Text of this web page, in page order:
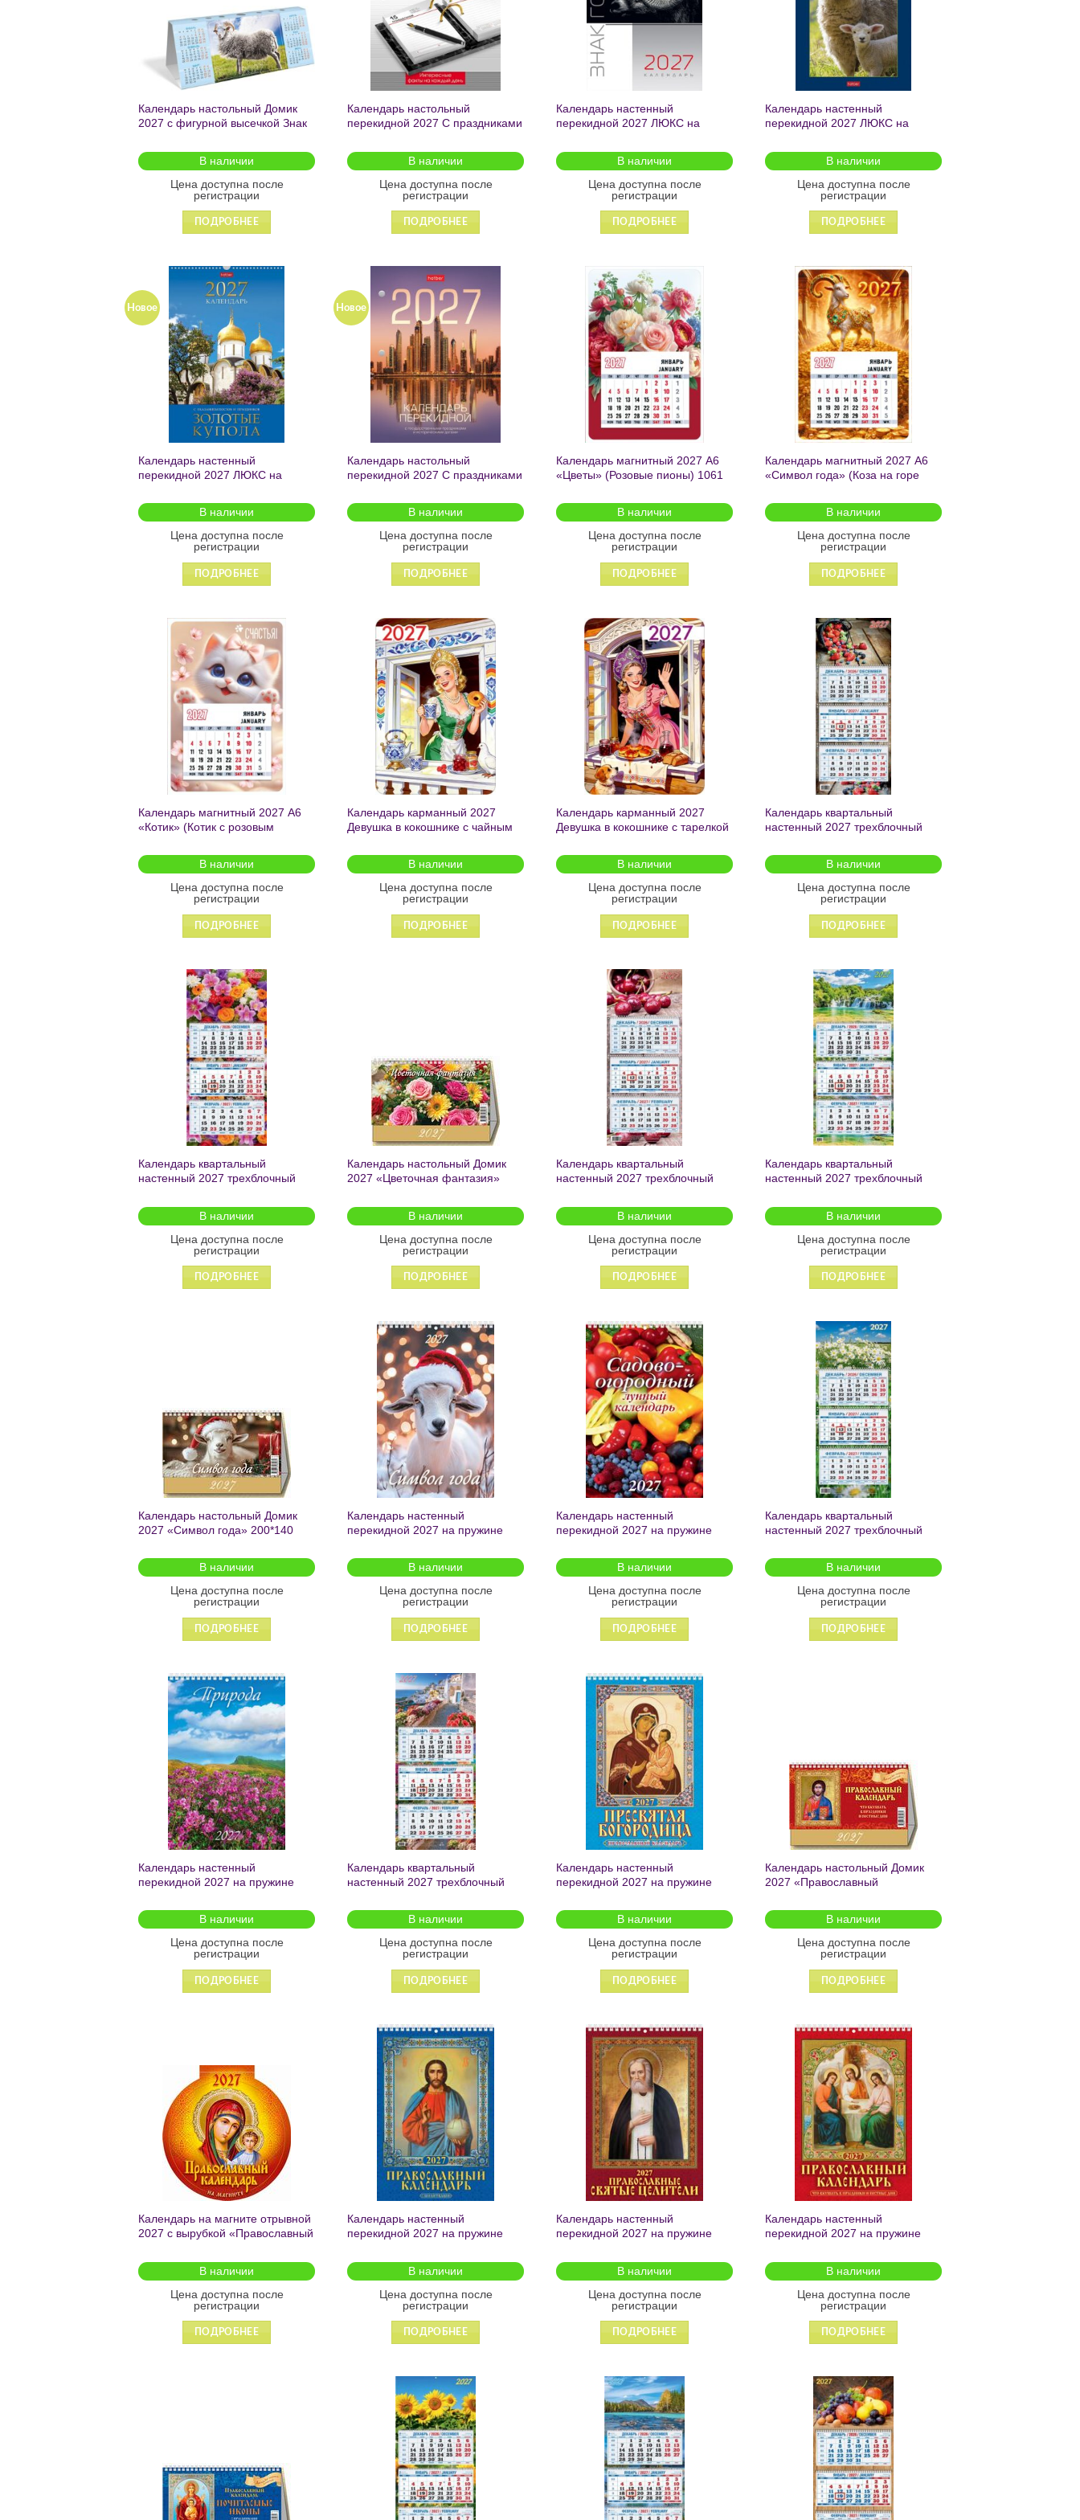
Календарь настольный Домик
2027 с фигурной высечкой Знак
В наличии
Цена доступна после
регистрации
ПОДРОБНЕЕ
Календарь настольный
перекидной 2027 С праздниками
интересными фактами в
индив.упак. 096058
В наличии
Цена доступна после
регистрации
ПОДРОБНЕЕ
Календарь настенный
перекидной 2027 ЛЮКС на
инд.упак.с европодвесом
30х45см 095799В наличии
Цена доступна после
регистрации
ПОДРОБНЕЕ
Календарь настенный
перекидной 2027 ЛЮКС на
Года_мамы и малыши- в
инд.упак.с европодвесом
30х45см 095798
В наличии
Цена доступна после
регистрации
ПОДРОБНЕЕ
Новое
Календарь настенный
перекидной 2027 ЛЮКС на
купола С православными
постами и праздниками в
инд.упак. 30х45см 095801
В наличии
Цена доступна после
регистрации
ПОДРОБНЕЕ
Новое
Добавить
желаний
Календарь настольный
перекидной 2027 С праздниками
индив.упак. 096059
В наличии
Цена доступна после
регистрации
ПОДРОБНЕЕ
Добавить
в список
желаний
Календарь магнитный 2027 А6
«Цветы» (Розовые пионы) 1061
В наличии
Цена доступна после
регистрации
ПОДРОБНЕЕ
Добавить
в список
желаний
Календарь магнитный 2027 А6
«Символ года» (Коза на горе
В наличии
Цена доступна после
регистрации
ПОДРОБНЕЕ
Добавить
в список
желаний
Календарь магнитный 2027 А6
«Котик» (Котик с розовым
В наличии
Цена доступна после
регистрации
ПОДРОБНЕЕ
Добавить
в список
желаний
Календарь карманный 2027
Девушка в кокошнике с чайным
В наличии
Цена доступна после
регистрации
ПОДРОБНЕЕ
Добавить
в список
желаний
Календарь карманный 2027
Девушка в кокошнике с тарелкой
В наличии
Цена доступна после
регистрации
ПОДРОБНЕЕ
Добавить
в список
желаний
Календарь квартальный
настенный 2027 трехблочный
КМ-15-27
В наличии
Цена доступна после
регистрации
ПОДРОБНЕЕ
Добавить
в список
желаний
Календарь квартальный
настенный 2027 трехблочный
КБ-10-27
В наличии
Цена доступна после
регистрации
ПОДРОБНЕЕ
Календарь настольный Домик
2027 «Цветочная фантазия»
В наличии
Цена доступна после
регистрации
ПОДРОБНЕЕ
Добавить
в список
желаний
Календарь квартальный
настенный 2027 трехблочный
27
В наличии
Цена доступна после
регистрации
ПОДРОБНЕЕ
Добавить
в список
желаний
Календарь квартальный
настенный 2027 трехблочный
КБ-07-27
В наличии
Цена доступна после
регистрации
ПОДРОБНЕЕ
Календарь настольный Домик
2027 «Символ года» 200*140
В наличии
Цена доступна после
регистрации
ПОДРОБНЕЕ
Добавить
в список
желаний
Календарь настенный
перекидной 2027 на пружине
В наличии
Цена доступна после
регистрации
ПОДРОБНЕЕ
Добавить
в список
желаний
Календарь настенный
перекидной 2027 на пружине
календарь» 170*250 1027014
В наличии
Цена доступна после
регистрации
ПОДРОБНЕЕ
Добавить
в список
желаний
Календарь квартальный
настенный 2027 трехблочный
КМ13-27
В наличии
Цена доступна после
регистрации
ПОДРОБНЕЕ
Добавить
в список
желаний
Календарь настенный
перекидной 2027 на пружине
В наличии
Цена доступна после
регистрации
ПОДРОБНЕЕ
Добавить
в список
желаний
Календарь квартальный
настенный 2027 трехблочный
КБ05-27
В наличии
Цена доступна после
регистрации
ПОДРОБНЕЕ
Добавить
в список
желаний
Календарь настенный
перекидной 2027 на пружине
Богородица.Православный
календарь» 170*250 1027012
В наличии
Цена доступна после
регистрации
ПОДРОБНЕЕ
Календарь настольный Домик
2027 «Православный
праздники и постные дни»
200*140 0927011В наличии
Цена доступна после
регистрации
ПОДРОБНЕЕ
в список
желаний
Календарь на магните отрывной
2027 с вырубкой «Православный
В наличии
Цена доступна после
регистрации
ПОДРОБНЕЕ
Добавить
в список
желаний
Календарь настенный
перекидной 2027 на пружине
молитвами» 170*250 1027010
В наличии
Цена доступна после
регистрации
ПОДРОБНЕЕ
Добавить
в список
желаний
Календарь настенный
перекидной 2027 на пружине
целители» 170*250 1027009
В наличии
Цена доступна после
регистрации
ПОДРОБНЕЕ
Добавить
в список
желаний
Календарь настенный
перекидной 2027 на пружине
вкушать в праздникии постные
дни» 170*250 1027011
В наличии
Цена доступна после
регистрации
ПОДРОБНЕЕ
Добавить
в список
желаний
Добавить
в список
желаний
Добавить
в список
желаний